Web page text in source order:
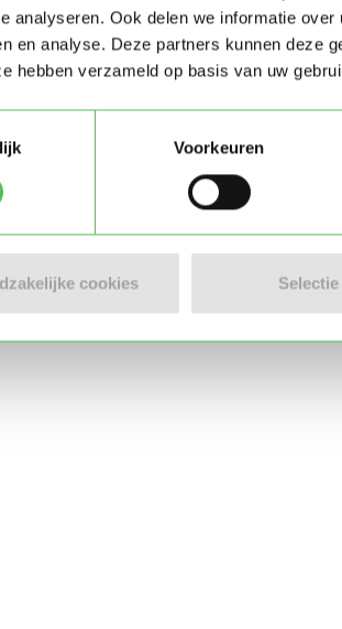
analyseren. Ook delen we informatie
en analyse. Deze partners kunnen deze
hebben verzameld op basis van uw
Voorkeuren
cookies